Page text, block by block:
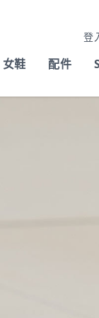
登
女鞋 配件